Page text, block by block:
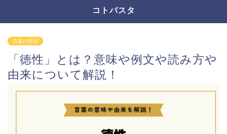
コトバスタ
言葉の意味
「徳性」とは？意味や例文や読み方や
由来について解説！